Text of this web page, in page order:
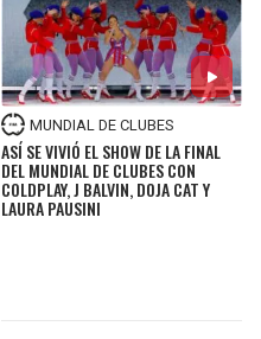
MUNDIAL DE CLUBES
ASÍ SE VIVIÓ EL SHOW DE LA FINAL
DEL MUNDIAL DE CLUBES CON
COLDPLAY, J BALVIN, DOJA CAT Y
LAURA PAUSINI